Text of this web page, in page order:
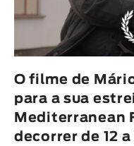
Sobre nós &
Curtas Vila do Conde
Animar
Legenda disponível
DURAÇÃO
< / >
O filme de
para a sua
Mediterranean
decorrer de 12